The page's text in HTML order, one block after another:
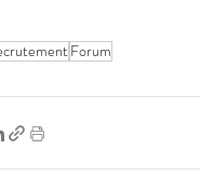
Forum